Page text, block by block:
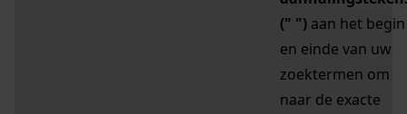
(" ") aan het begin
en einde van uw
zoektermen om
naar de exacte